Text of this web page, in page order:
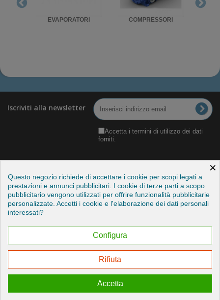
EVAPORATORI COMPRESSORI
Iscriviti alla newsletter
Accetta i termini di utilizzo dei dati
forniti.
Categorie
Informazioni
×
Questo negozio richiede di accettare i cookie per scopi legati a
prestazioni e annunci pubblicitari. I cookie di terze parti a scopo
pubblicitario vengono utilizzati per offrire funzionalità pubblicitarie
personalizzate. Accetti i cookie e l'elaborazione dei dati personali
interessati?
Configura
Rifiuta
Accetta